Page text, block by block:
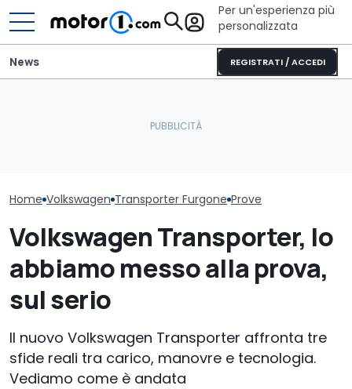
Per un'esperienza più
personalizzata
REGISTRATI / ACCEDI
News
Home Volkswagen Transporter Furgone Prove
Volkswagen Transporter, lo
abbiamo messo alla prova,
sul serio
Il nuovo Volkswagen Transporter affronta tre
sfide reali tra carico, manovre e tecnologia.
Vediamo come è andata